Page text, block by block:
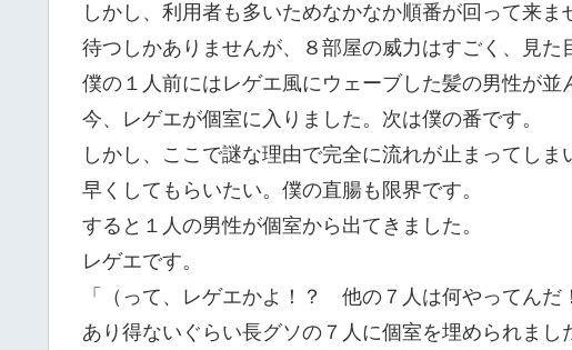
しかし、利用者も多いためなかなか順番が回って来ま
待つしかありませんが、８部屋の威力はすごく、見た
僕の１人前にはレゲエ風にウェーブした髪の男性が並
今、レゲエが個室に入りました。次は僕の番です。
しかし、ここで謎な理由で完全に流れが止まってしま
早くしてもらいたい。僕の直腸も限界です。
すると１人の男性が個室から出てきました。
レゲエです。
「（って、レゲエかよ！？ 他の７人は何やってん
あり得ないぐらい長グソの７人に個室を埋められまし